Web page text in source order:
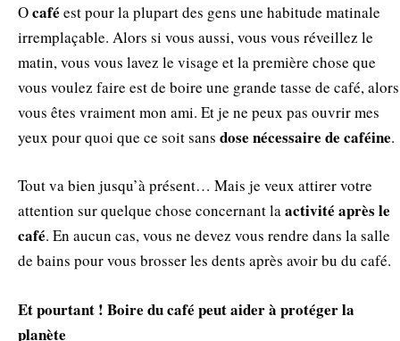
Οcafé est pour la plupart des gens une habitude matinale
irremplaçable. Alors si vous aussi, vous vous réveillez le
matin, vous vous lavez le visage et la première chose que
vous voulez faire est de boire une grande tasse de café, alors
vous êtes vraiment mon ami. Et je ne peux pas ouvrir mes
yeux pour quoi que ce soit sans dose nécessaire de caféine.
Tout va bien jusqu’à présent… Mais je veux attirer votre
attention sur quelque chose concernant laactivité après le
café. En aucun cas, vous ne devez vous rendre dans la salle
de bains pour vous brosser les dents après avoir bu du café.
Et pourtant ! Boire du café peut aider à protéger la
planète